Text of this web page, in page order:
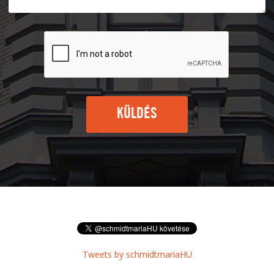
KÜLDÉS
Tweets by schmidtmariaHU